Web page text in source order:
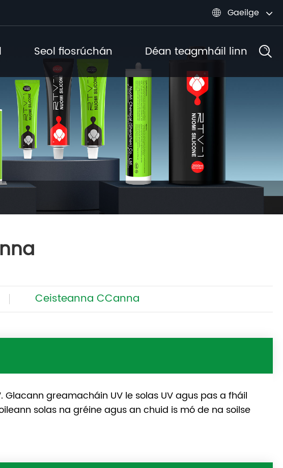
 Gaeilge
Seol fiosrúchán Déan teagmháil linn
Ceisteanna CCanna
greamacháin UV le solas UV agus pas a fháil
solas na gréine agus an chuid is mó de na soilse